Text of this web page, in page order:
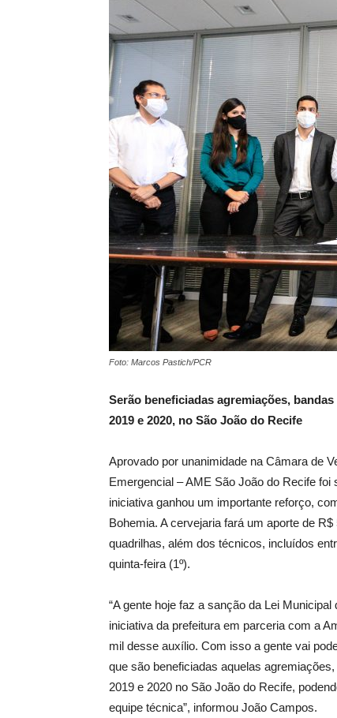
Foto: Marcos Pastich/PCR
Serão beneficiadas agremiações,
2019 e 2020, no São João do Recife
Aprovado por unanimidade na Câmara de
Emergencial – AME São João do Recife
iniciativa ganhou um importante reforço,
Bohemia. A cervejaria fará um aporte de
quadrilhas, além dos técnicos, incluídos
quinta-feira (1º).
“A gente hoje faz a sanção da Lei
iniciativa da prefeitura em parceria com a
mil desse auxílio. Com isso a gente vai
que são beneficiadas aquelas
2019 e 2020 no São João do Recife,
equipe técnica”, informou João Campos.